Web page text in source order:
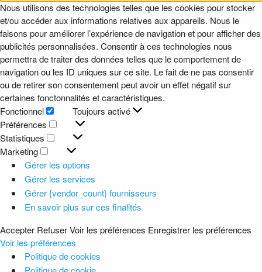
Nous utilisons des technologies telles que les cookies pour stocker
et/ou accéder aux informations relatives aux appareils. Nous le
faisons pour améliorer l’expérience de navigation et pour afficher des
publicités personnalisées. Consentir à ces technologies nous
permettra de traiter des données telles que le comportement de
navigation ou les ID uniques sur ce site. Le fait de ne pas consentir
ou de retirer son consentement peut avoir un effet négatif sur
certaines fonctonnalités et caractéristiques.
Fonctionnel
Fonctionnel
Toujours activé
Préférences
Préférences
Statistiques
Statistiques
Marketing
Marketing
Gérer les options
Gérer les services
Gérer {vendor_count} fournisseurs
En savoir plus sur ces finalités
Accepter RefuserVoir les préférences Enregistrer les préférences
Voir les préférences
Politique de cookies